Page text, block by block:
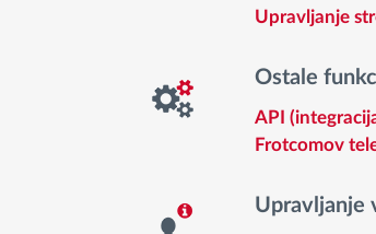
Upravljanje
Ostale
API
Frotcomov
Upravljanje